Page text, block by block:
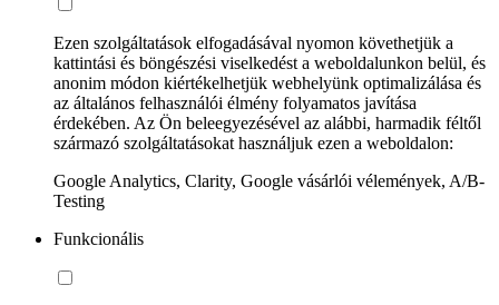
Ezen szolgáltatások elfogadásával nyomon követhetjük a
kattintási és böngészési viselkedést a weboldalunkon belül, és
anonim módon kiértékelhetjük webhelyünk optimalizálása és
az általános felhasználói élmény folyamatos javítása
érdekében. Az Ön beleegyezésével az alábbi, harmadik féltől
származó szolgáltatásokat használjuk ezen a weboldalon:
Google Analytics, Clarity, Google vásárlói vélemények, A/B-
Testing
Funkcionális